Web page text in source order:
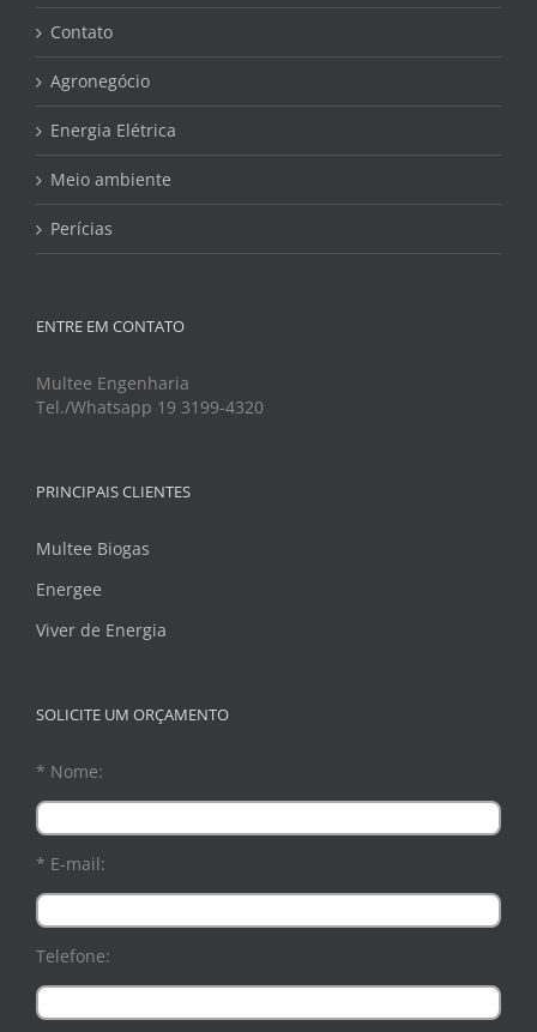
Contato
Agronegócio
Energia Elétrica
Meio ambiente
Perícias
ENTRE EM CONTATO
Multee Engenharia
Tel./Whatsapp 19 3199-4320
PRINCIPAIS CLIENTES
Multee Biogas
Energee
Viver de Energia
SOLICITE UM ORÇAMENTO
* Nome:
* E-mail:
Telefone: